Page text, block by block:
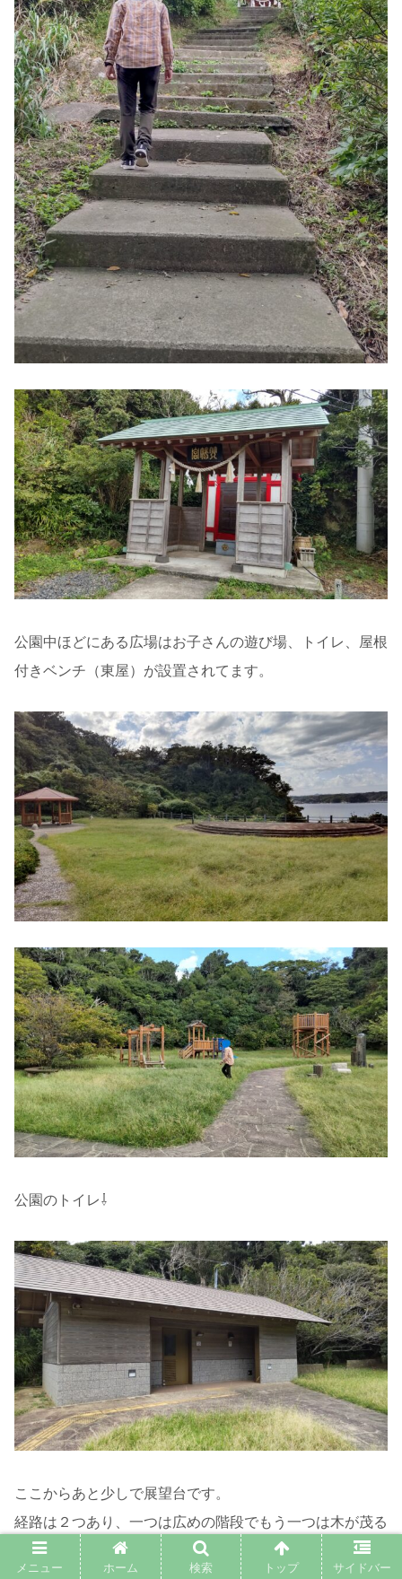
公園中ほどにある広場はお子さんの遊び場、トイレ、屋根
付きベンチ（東屋）が設置されてます。
公園のトイレ⇩
ここからあと少しで展望台です。
経路は２つあり、一つは広めの階段でもう一つは木が茂る
細い階段でした。
メニュー ホーム 検索 トップ サイドバー